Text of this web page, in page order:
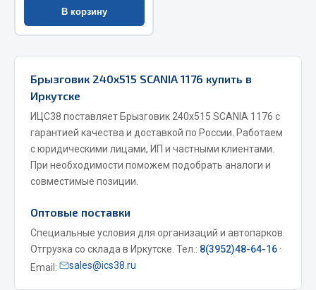
Запчасти на полуприцепы
Амортизаторы для полуприцепов
Весь раздел
Запчасти КамАЗ
Двигатель
Система питания
Сцепление
Коробка передач
В корзину
Брызговик 240х515 SCANIA 1176 купить в
Иркутске
ИЦС38 поставляет Брызговик 240х515 SCANIA 1176 с
гарантией качества и доставкой по России. Работаем
с юридическими лицами, ИП и частными клиентами.
При необходимости поможем подобрать аналоги и
совместимые позиции.
Оптовые поставки
Специальные условия для организаций и автопарков.
Отгрузка со склада в Иркутске. Тел.: 8(3952)48-64-16 ·
Email:
sales@ics38.ru